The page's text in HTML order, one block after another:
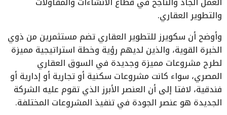
والتطوير العقاري.
وأوضح أن سكويرز للتطوير العقاري تضم مستثمرين من ذوي
الخبرة القوية، والذين لديهم رؤية وخطة استراتيجية مميزة
لطرح مشروعات مميزة وجديدة في السوق العقاري
المصري، سواء كانت مشروعات سكنية أو تجارية أو إدارية أو
فندقية، لافتا إلى أن العنصر الأبرز الذي تقوم عليه الشركة
الجديدة هو عنصر الجودة في تنفيذ المشروعات المختلفة.